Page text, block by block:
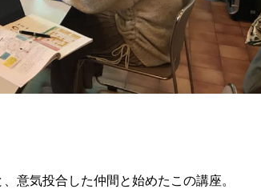
意気投合した仲間と始めたこの講座。